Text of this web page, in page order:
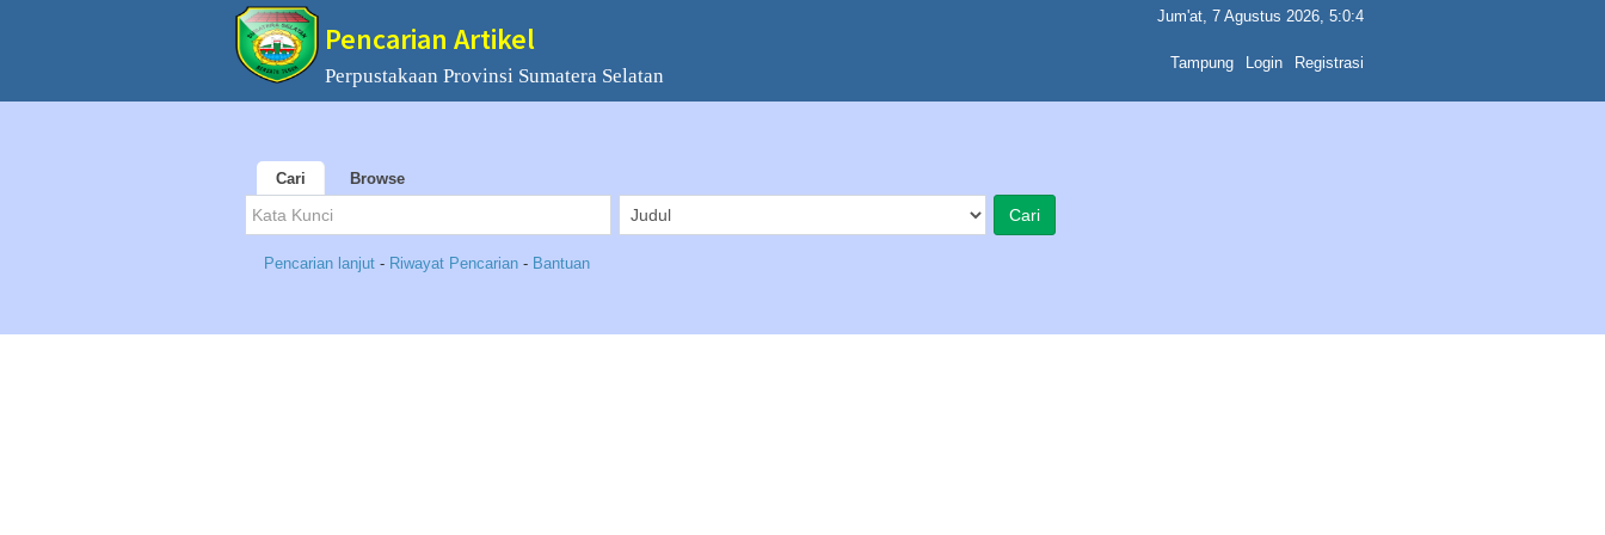
Pencarian Artikel
Perpustakaan Provinsi Sumatera Selatan
Jum'at, 7 Agustus 2026, 5:0:4
Tampung Login Registrasi
Cari Browse
Pencarian lanjut - Riwayat Pencarian - Bantuan